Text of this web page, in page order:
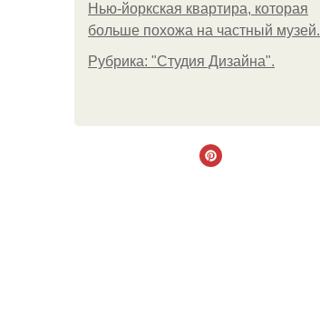
Нью-йоркская квартира, которая
больше похожа на частный музей.
Рубрика: "Студия Дизайна".